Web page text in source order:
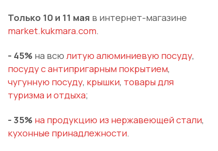
Только 10 и 11 мая в интернет-магазине
market.kukmara.com.
- 45% на всюлитую алюминиевую посуду,
посуду с антипригарным покрытием,
чугунную посуду, крышки, товары для
туризмаи отдыха;
- 35% на продукцию из нержавеющей стали,
кухонные принадлежности.